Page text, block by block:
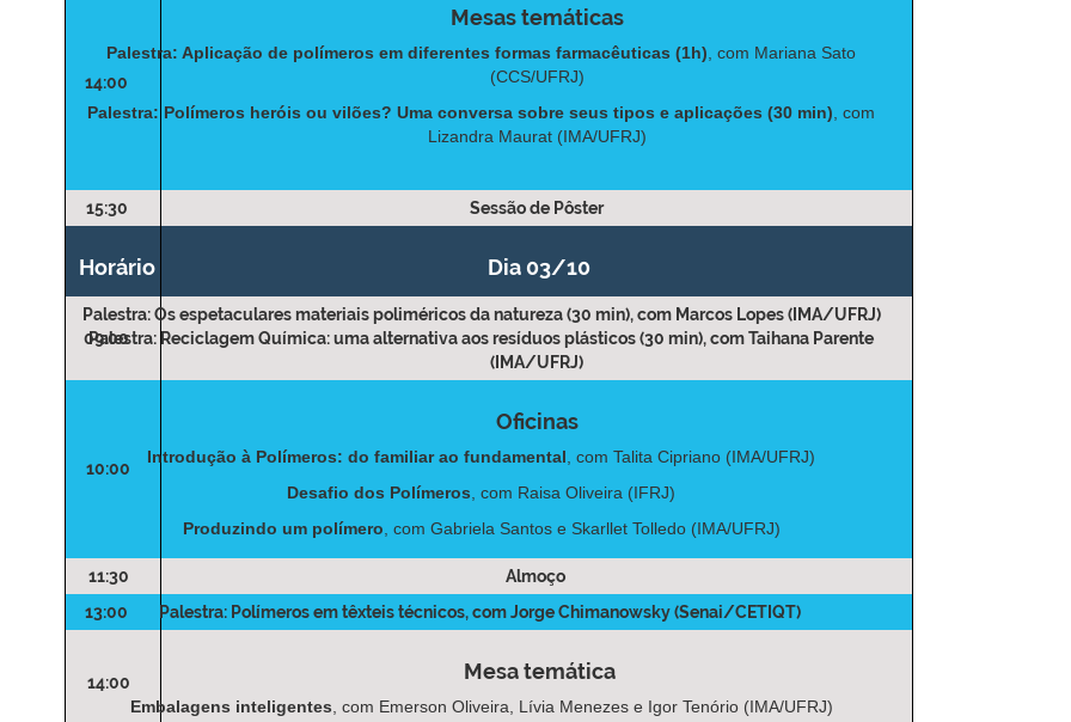
14:00
Mesas temáticas
Palestra: Aplicação de polímeros em diferentes formas farmacêuticas (1h), com Mariana Sato
(CCS/UFRJ)
Palestra: Polímeros heróis ou vilões? Uma conversa sobre seus tipos e aplicações (30 min), com
Lizandra Maurat (IMA/UFRJ)
15:30 Sessão de Pôster
Horário Dia 03/10
09:00
Palestra: Os espetaculares materiais poliméricos da natureza (30 min), com Marcos Lopes (IMA/UFRJ)
Palestra: Reciclagem Química: uma alternativa aos resíduos plásticos (30 min), com Taihana Parente
(IMA/UFRJ)
10:00
Oficinas
Introdução à Polímeros: do familiar ao fundamental, com Talita Cipriano (IMA/UFRJ)
Desafio dos Polímeros, com Raisa Oliveira (IFRJ)
Produzindo um polímero, com Gabriela Santos e Skarllet Tolledo (IMA/UFRJ)
11:30
Almoço
13:00
Palestra: Polímeros em têxteis técnicos, com Jorge Chimanowsky (Senai/CETIQT)
14:00 Mesa temática
Embalagens inteligentes, com Emerson Oliveira, Lívia Menezes e Igor Tenório (IMA/UFRJ)